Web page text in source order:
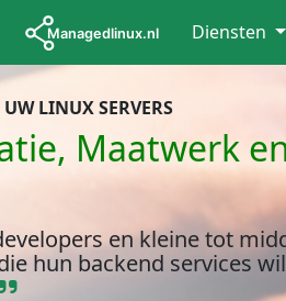
Diensten
LINUX SERVERS
Maatwerk
en kleine tot
hun backend services